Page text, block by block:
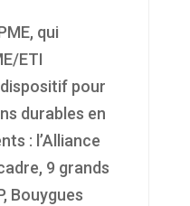
qui
ETI
pour
durables en
: l’Alliance
9 grands
Bouygues